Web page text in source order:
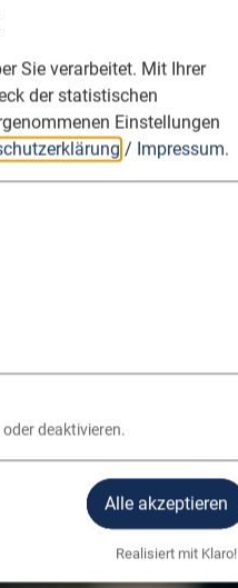
Sie verarbeitet. Mit Ihrer
der statistischen
Einstellungen
/ Impressum.
deaktivieren.
Alle akzeptieren
Realisiert mit Klaro!